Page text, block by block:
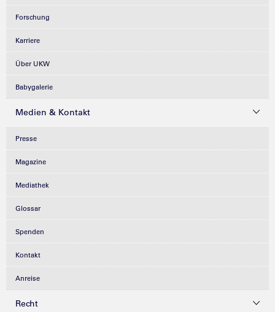
Forschung
Karriere
Über UKW
Babygalerie
Medien & Kontakt
Presse
Magazine
Mediathek
Glossar
Spenden
Kontakt
Anreise
Recht